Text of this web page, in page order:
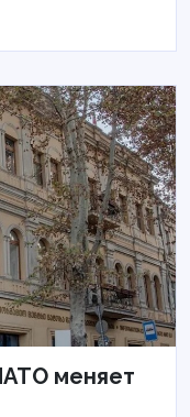
меняет